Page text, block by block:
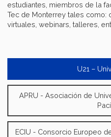
estudiantes, miembros de la
Tec de Monterrey tales como:
virtuales, webinars, talleres,
U21 –
APRU - Asociación de
ECIU - Consorcio Europeo